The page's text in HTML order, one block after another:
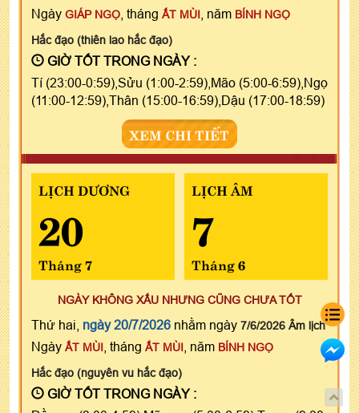
Ngày GIÁP NGỌ , tháng ẤT MÙI , năm BÍNH NGỌ
Hắc đạo (thiên lao hắc đạo)
GIỜ TỐT TRONG NGÀY :
Tí (23:00-0:59),Sửu (1:00-2:59),Mão (5:00-6:59),Ngọ
(11:00-12:59),Thân (15:00-16:59),Dậu (17:00-18:59)
XEM CHI TIẾT
LỊCH DƯƠNG
20
Tháng 7
LỊCH ÂM
7
Tháng 6
NGÀY KHÔNG XẤU NHƯNG CŨNG CHƯA TỐT
Thứ hai, ngày 20/7/2026 nhằm ngày 7/6/2026 Âm lịch
Ngày ẤT MÙI , tháng ẤT MÙI , năm BÍNH NGỌ
Hắc đạo (nguyên vu hắc đạo)
GIỜ TỐT TRONG NGÀY :